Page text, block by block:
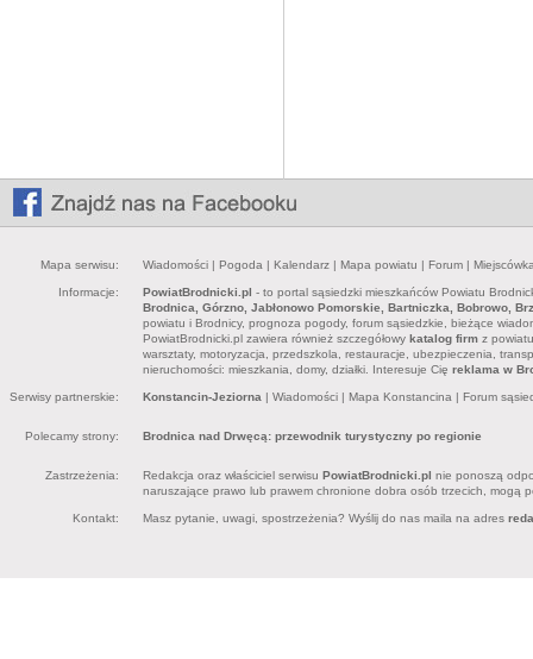
Mapa serwisu: Wiadomości | Pogoda | Kalendarz | Mapa powiatu | Forum |
Informacje: PowiatBrodnicki.pl - to portal sąsiedzki mieszkańców Powiatu
Brodnica, Górzno, Jabłonowo Pomorskie, Bartniczka, Bobrowo,
powiatu i Brodnicy, prognoza pogody, forum sąsiedzkie, bieżące
PowiatBrodnicki.pl zawiera również szczegółowy katalog firm z
warsztaty, motoryzacja, przedszkola, restauracje, ubezpieczenia,
nieruchomości: mieszkania, domy, działki. Interesuje Cię reklama w
Serwisy partnerskie: Konstancin-Jeziorna | Wiadomości | Mapa Konstancina | Forum
Polecamy strony: Brodnica nad Drwęcą: przewodnik turystyczny po regionie
Zastrzeżenia: Redakcja oraz właściciel serwisu PowiatBrodnicki.pl nie ponoszą
naruszające prawo lub prawem chronione dobra osób trzecich, mogą
Kontakt: Masz pytanie, uwagi, spostrzeżenia? Wyślij do nas maila na adres